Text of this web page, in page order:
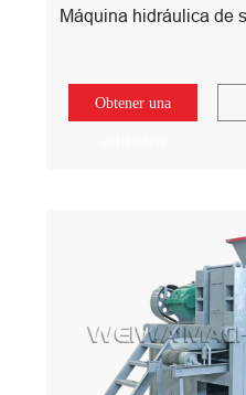
Obtener una